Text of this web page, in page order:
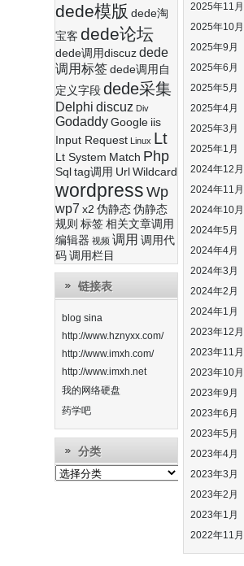
dede模版 dede淘
宝客 dede论坛
dede调用discuz dede
调用标签 dede调用自
定义字段 dede采集
Delphi discuz Div
Godaddy Google iis
Input Request Linux Lt
Lt System Match Php
Sql tag调用 Url Wildcard
wordpress Wp
wp7 x2 伪静态 伪静态
规则 标签 相关文章调用
编辑器 视频 调用 调用代
码 调用栏目
链接表
blog sina
http://www.hznyxx.com/
http://www.imxh.com/
http://www.imxh.net
我的网络硬盘
药学吧
分类
分
类
2025年11月
2025年10月
2025年9月
2025年6月
2025年5月
2025年4月
2025年3月
2025年1月
2024年12月
2024年11月
2024年10月
2024年5月
2024年4月
2024年3月
2024年2月
2024年1月
2023年12月
2023年11月
2023年10月
2023年9月
2023年6月
2023年5月
2023年4月
2023年3月
2023年2月
2023年1月
2022年11月